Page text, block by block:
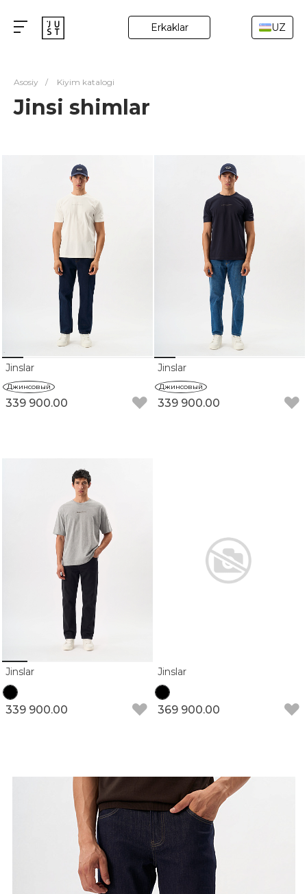
Erkaklar UZ
Asosiy / Kiyim katalogi
Jinsi shimlar
Jinslar
Джинсовый
339 900.00
Jinslar
Джинсовый
339 900.00
Jinslar
339 900.00
Jinslar
369 900.00